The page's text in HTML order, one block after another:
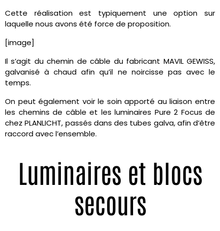
Cette réalisation est typiquement une option sur
laquelle nous avons été force de proposition.
[image]
Il s’agit du chemin de câble du fabricant MAVIL GEWISS,
galvanisé à chaud afin qu’il ne noircisse pas avec le
temps.
On peut également voir le soin apporté au liaison entre
les chemins de câble et les luminaires Pure 2 Focus de
chez PLANLICHT, passés dans des tubes galva, afin d’être
raccord avec l’ensemble.
Luminaires et blocs
secours